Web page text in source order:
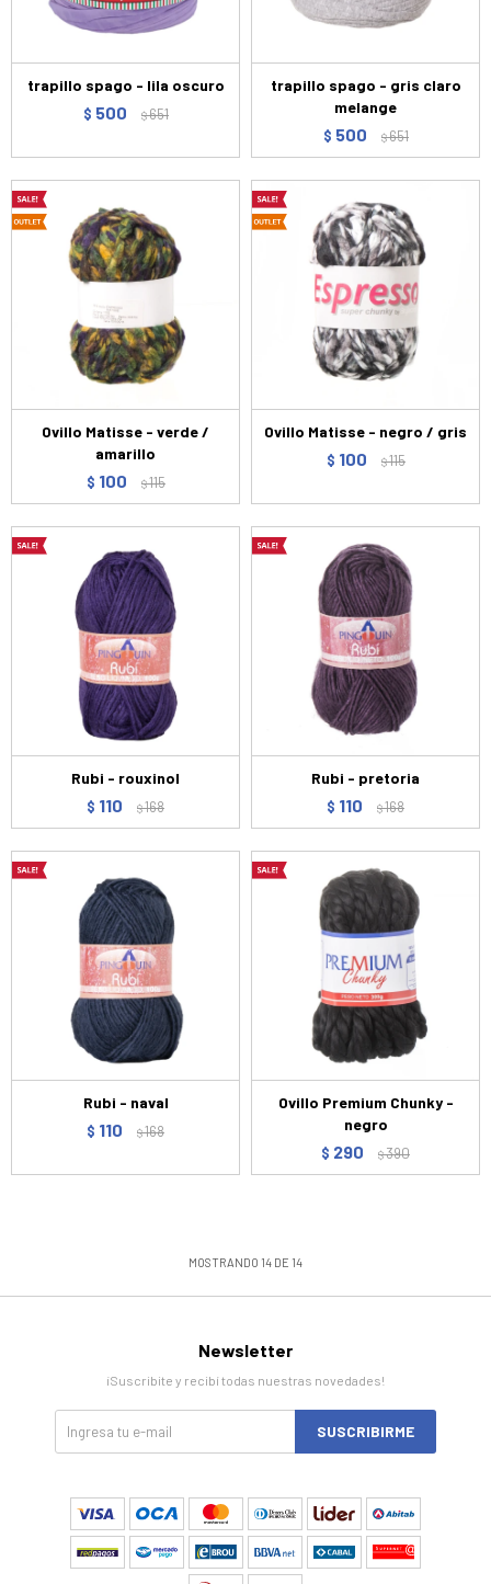
trapillo spago - lila oscuro
$ 500 $651
trapillo spago - gris claro
melange
$ 500 $651
Ovillo Matisse - verde /
amarillo
$ 100 $115
Ovillo Matisse - negro / gris
$ 100 $115
Rubi - rouxinol
$ 110 $168
Rubi - pretoria
$ 110 $168
Rubi - naval
$ 110 $168
Ovillo Premium Chunky -
negro
$ 290 $390
MOSTRANDO 14 DE 14
Newsletter
¡Suscribite y recibí todas nuestras novedades!
SUSCRIBIRME